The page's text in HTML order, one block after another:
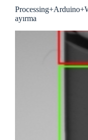
ayırma